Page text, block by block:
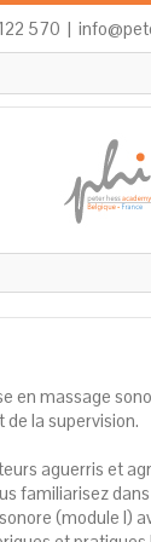
570 |
en massage
la supervision.
aguerris et
familiarisez
(module I)